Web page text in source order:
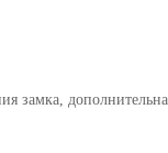
замка,